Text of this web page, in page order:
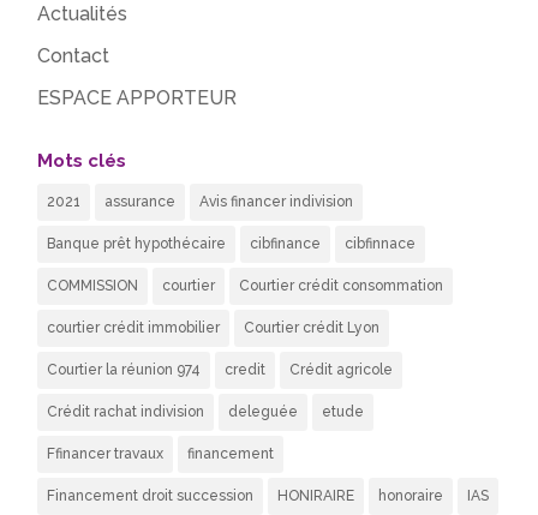
Actualités
Contact
ESPACE APPORTEUR
Mots clés
2021 assurance Avis financer indivision
Banque prêt hypothécaire cibfinance cibfinnace
COMMISSION courtier Courtier crédit consommation
courtier crédit immobilier Courtier crédit Lyon
Courtier la réunion 974 credit Crédit agricole
Crédit rachat indivision deleguée etude
Ffinancer travaux financement
Financement droit succession HONIRAIRE honoraire IAS